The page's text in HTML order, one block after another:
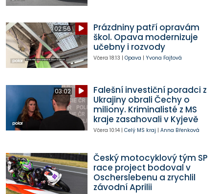
02:56
Prázdniny patří opravám
škol. Opava modernizuje
učebny i rozvody
Včera 18:13 | Opava | Yvona Fajtová
03:02
Falešní investiční poradci z
Ukrajiny obrali Čechy o
miliony. Kriminalisté z MS
kraje zasahovali v Kyjevě
Včera 10:14| Celý MS kraj | Anna Břenková
Český motocyklový tým SP
race project bodoval v
Oscherslebenu a zrychlil
závodní Aprilii